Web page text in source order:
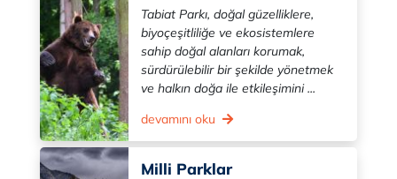
Tabiat Parkı, doğal güzelliklere,
biyoçeşitliliğe ve ekosistemlere
sahip doğal alanları korumak,
sürdürülebilir bir şekilde yönetmek
ve halkın doğa ile etkileşimini ...
devamını oku
Milli Parklar